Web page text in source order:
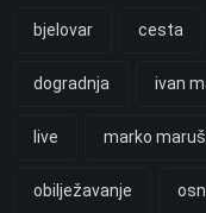
bjelovar cesta
dogradnja ivan
live marko
obilježavanje